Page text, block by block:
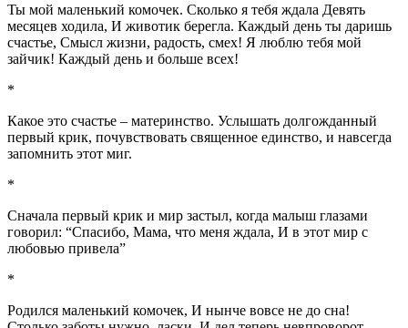
Ты мой маленький комочек. Сколько я тебя ждала Девять
месяцев ходила, И животик берегла. Каждый день ты даришь
счастье, Смысл жизни, радость, смех! Я люблю тебя мой
зайчик! Каждый день и больше всех!
*
Какое это счастье – материнство. Услышать долгожданный
первый крик, почувствовать священное единство, и навсегда
запомнить этот миг.
*
Сначала первый крик и мир застыл, когда малыш глазами
говорил: “Спасибо, Мама, что меня ждала, И в этот мир с
любовью привела”
*
Родился маленький комочек, И нынче вовсе не до сна!